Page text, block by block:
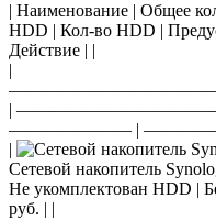
| Наименование | Общее
HDD | Кол-во HDD |
Действие | |
|
|
——————— |
|
Сетевой накопитель
Не укомплектован HDD |
руб. | |